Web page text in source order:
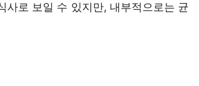
사로 보일 수 있지만, 내부적으로는 균